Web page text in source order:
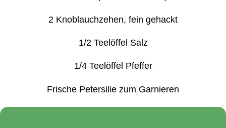
2 Knoblauchzehen, fein gehackt
1/2 Teelöffel Salz
1/4 Teelöffel Pfeffer
Frische Petersilie zum Garnieren